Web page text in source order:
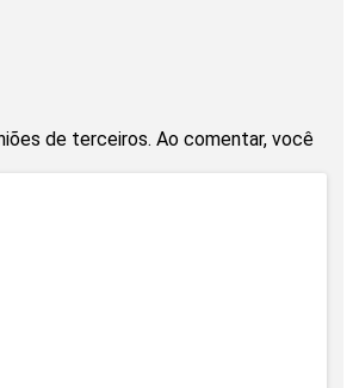
de terceiros. Ao comentar, você